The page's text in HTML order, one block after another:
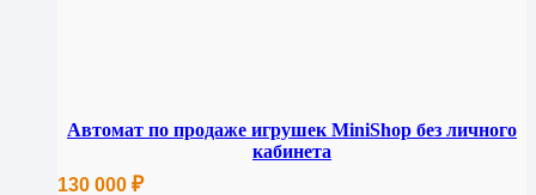
Автомат по продаже игрушек MiniShop без личного
кабинета
130 000 ₽